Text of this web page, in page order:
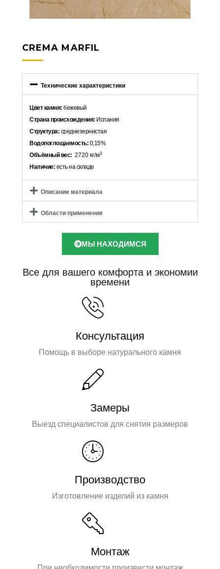
CREMA MARFIL
Технические характеристики
Цвет камня: бежевый
Страна происхождения: Испания
Структура: среднезернистая
Водопоглощаемость: 0,15%
Объёмный вес: 2720 кг/м3
Наличие: есть на складе
Описание материала
Области применения
МЫ НАХОДИМСЯ
Все для вашего комфорта и экономии
времени
Консультация
Помощь в выборе натурального камня
Замеры
Выезд специалистов для снятия размеров
Производство
Изготовление изделий из камня
Монтаж